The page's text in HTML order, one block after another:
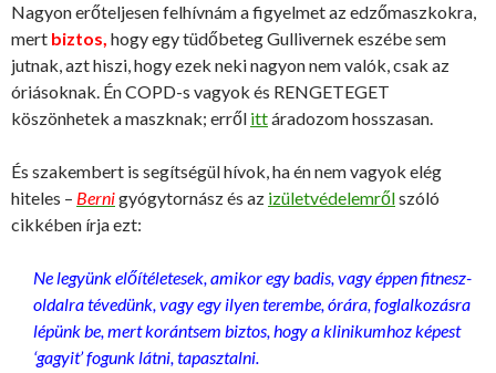
Nagyon erőteljesen felhívnám a figyelmet az edzőmaszkokra,
mert biztos, hogy egy tüdőbeteg Gullivernek eszébe sem
jutnak, azt hiszi, hogy ezek neki nagyon nem valók, csak az
óriásoknak. Én COPD-s vagyok és RENGETEGET
köszönhetek a maszknak; erről ittáradozom hosszasan.
És szakembert is segítségül hívok, ha én nem vagyok elég
hiteles – Bernigyógytornász és az izületvédelemrőlszóló
cikkében írja ezt:
Ne legyünk előítéletesek, amikor egy badis, vagy éppen fitnesz-
oldalra tévedünk, vagy egy ilyen terembe, órára, foglalkozásra
lépünk be, mert korántsem biztos, hogy a klinikumhoz képest
‘gagyit’ fogunk látni, tapasztalni.